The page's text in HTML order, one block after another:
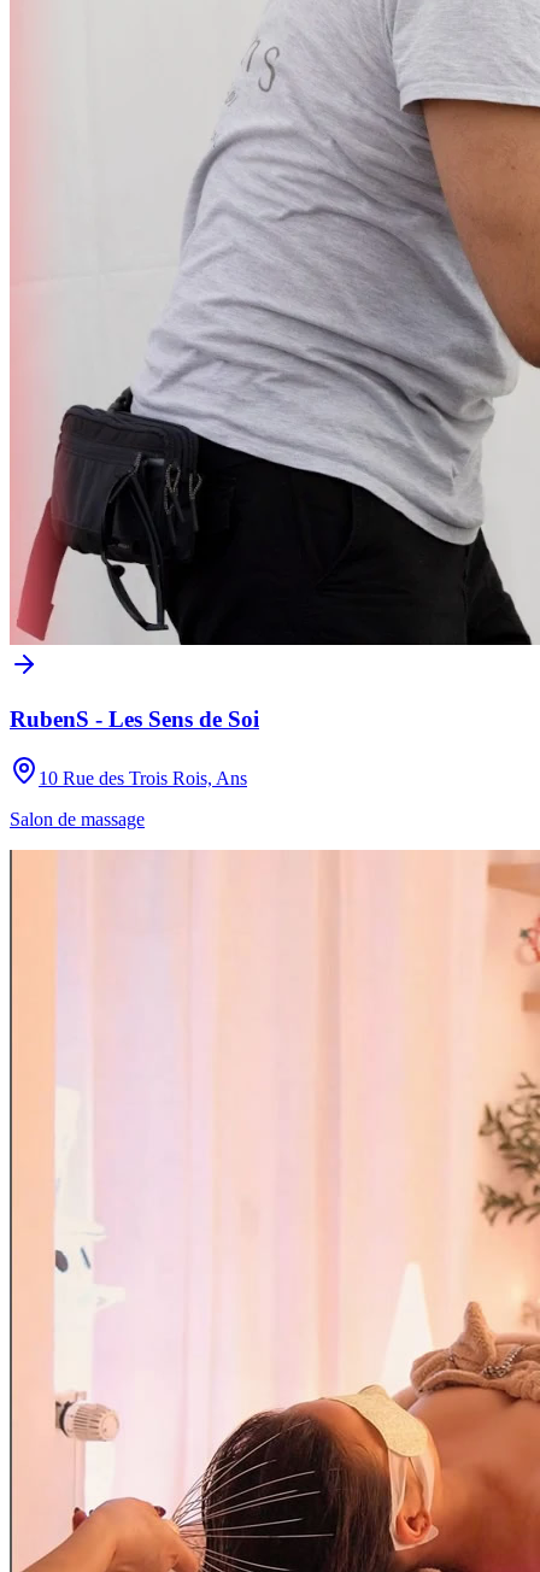
RubenS - Les Sens de Soi
10 Rue des Trois Rois, Ans
Salon de massage